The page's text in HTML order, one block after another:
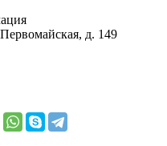
д. 149